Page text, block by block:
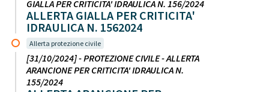
GIALLA PER CRITICITA' IDRAULICA N. 156/2024
ALLERTA GIALLA PER CRITICITA'
IDRAULICA N. 1562024
Allerta protezione civile
[31/10/2024] - PROTEZIONE CIVILE - ALLERTA
ARANCIONE PER CRITICITA' IDRAULICA N.
155/2024